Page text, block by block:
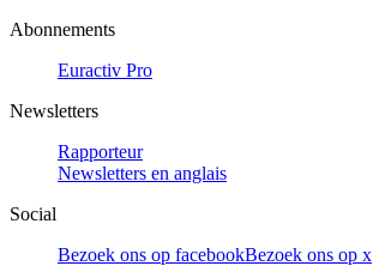
Abonnements
Euractiv Pro
Newsletters
Rapporteur
Newsletters en anglais
Social
Bezoek ons op facebookBezoek ons op x